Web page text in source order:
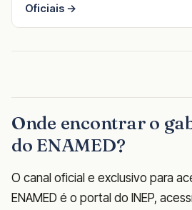
Oficiais →
Onde encontrar o
do ENAMED?
O canal oficial e exclusivo para
ENAMED é o portal do INEP,